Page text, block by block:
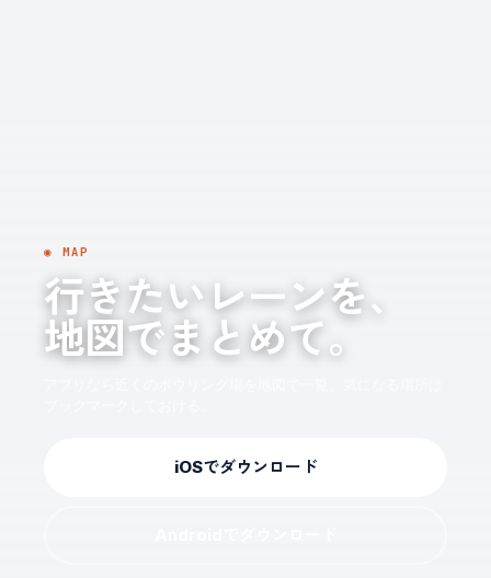
◉ MAP
行きたいレーンを、
地図でまとめて。
iOSでダウンロード